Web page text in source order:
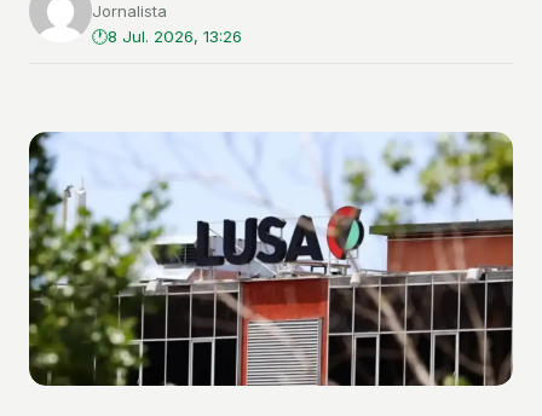
Jornalista
8 Jul. 2026, 13:26